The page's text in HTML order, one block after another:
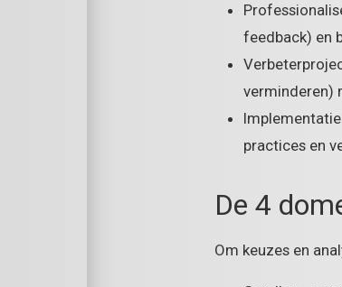
feedback) en
verminderen)
practices en
De 4
Om keuzes en